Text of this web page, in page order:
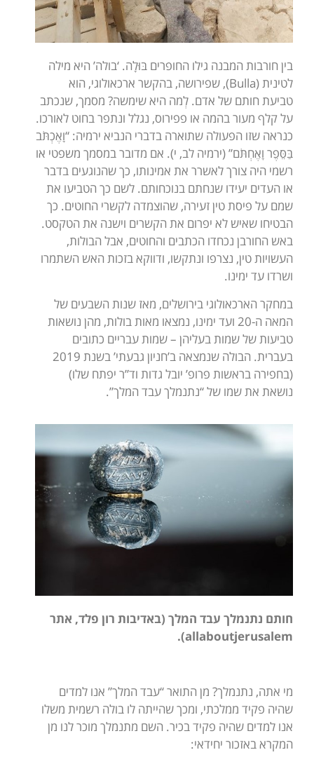
בין חורבות המבנה גילו החופרים בּוּלָה. ‘בולה’ היא מילה
לטינית (Bulla), שפירושה, בהקשר ארכאולוגי, הוא
טביעת חותם של אדם. לְמה היא שימשה? מסמך, שנכתב
על קלף מעור בהמה או פפירוס, נגלל ונתפר בחוט לאורכו.
כנראה שזו הפעולה שתוארה בדברי הנביא ירמיה: “וָאֶכְתֹּב
בַּסֵּפֶר וָאֶחְתֹּם” (ירמיה לב, י). אם מדובר במסמך משפטי או
רשמי היה צורך לאשרר את אמינותו, כך שהנוגעים בדבר
או העדים יעידו שנחתם בנוכחותם. לשם כך הטביעו את
שמם על פיסת טין זעירה, שהוצמדה לקשרי החוטים. כך
הבטיחו שאיש לא יפרום את הקשרים וישנה את הטקסט.
באש החורבן נכחדו הכתבים והחוטים, אבל הבולות,
העשויות טין, נצרפו ונתקשו, ודווקא בזכות האש השתמרו
ושרדו עד ימינו.
במחקר הארכאולוגי בירושלים, מאז שנות השבעים של
המאה ה-20 ועד ימינו, נמצאו מאות בולות, מהן נושאות
טביעות של שמות בעליהן – שמות עבריים כתובים
בעברית. הבולה שנמצאה ב’חניון גבעתי’ בשנת 2019
(בחפירה בראשות פרופ’ יובל גדות וד”ר יפתח שלו)
נושאת את שמו של “נתנמלך עבד המלך”.
חותם נתנמלך עבד המלך (באדיבות רון פלד, אתר
allaboutjerusalem
).
מי אתה, נתנמלך? מן התואר “עבד המלך” אנו למדים
שהיה פקיד ממלכתי, ומכך שהייתה לו בולה רשמית משלו
אנו למדים שהיה פקיד בכיר. השם מתנמלך מוכר לנו מן
המקרא באזכור יחידאי: